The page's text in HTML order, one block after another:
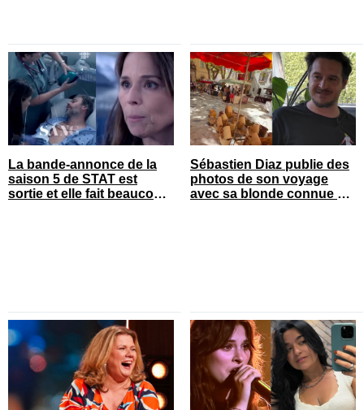
La bande-annonce de la
saison 5 de STAT est
sortie et elle fait beaucoup
Sébastien Diaz publie des
photos de son voyage
avec sa blonde connue en